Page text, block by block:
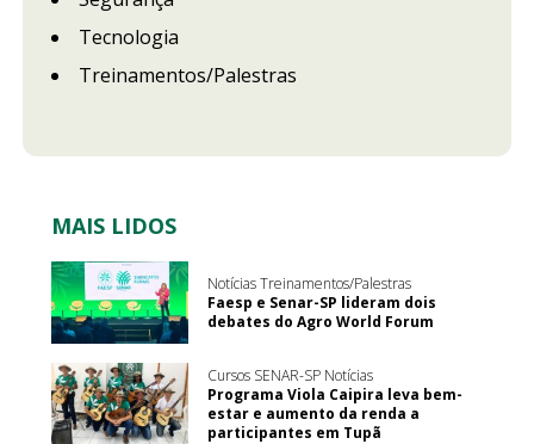
Tecnologia
Treinamentos/Palestras
MAIS LIDOS
Notícias Treinamentos/Palestras
Faesp e Senar-SP lideram dois
debates do Agro World Forum
Cursos SENAR-SP Notícias
Programa Viola Caipira leva bem-
estar e aumento da renda a
participantes em Tupã